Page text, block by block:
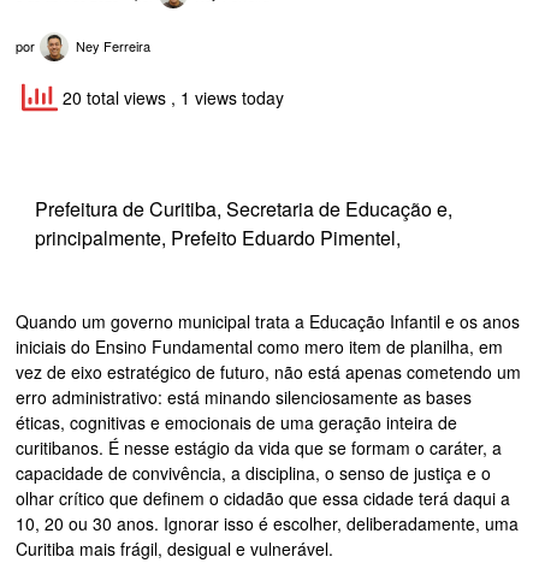
por Ney Ferreira
20 total views , 1 views today
Prefeitura de Curitiba, Secretaria de Educação e,
principalmente, Prefeito Eduardo Pimentel,
Quando um governo municipal trata a Educação Infantil e os anos
iniciais do Ensino Fundamental como mero item de planilha, em
vez de eixo estratégico de futuro, não está apenas cometendo um
erro administrativo: está minando silenciosamente as bases
éticas, cognitivas e emocionais de uma geração inteira de
curitibanos. É nesse estágio da vida que se formam o caráter, a
capacidade de convivência, a disciplina, o senso de justiça e o
olhar crítico que definem o cidadão que essa cidade terá daqui a
10, 20 ou 30 anos. Ignorar isso é escolher, deliberadamente, uma
Curitiba mais frágil, desigual e vulnerável.